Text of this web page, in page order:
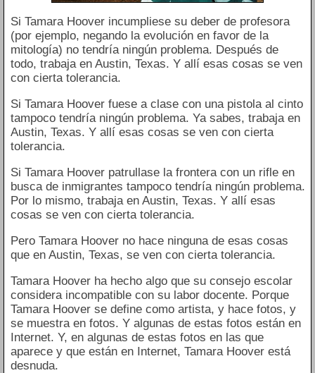
Si Tamara Hoover incumpliese su deber de profesora
(por ejemplo, negando la evolución en favor de la
mitología) no tendría ningún problema. Después de
todo, trabaja en Austin, Texas. Y allí esas cosas se ven
con cierta tolerancia.
Si Tamara Hoover fuese a clase con una pistola al cinto
tampoco tendría ningún problema. Ya sabes, trabaja en
Austin, Texas. Y allí esas cosas se ven con cierta
tolerancia.
Si Tamara Hoover patrullase la frontera con un rifle en
busca de inmigrantes tampoco tendría ningún problema.
Por lo mismo, trabaja en Austin, Texas. Y allí esas
cosas se ven con cierta tolerancia.
Pero Tamara Hoover no hace ninguna de esas cosas
que en Austin, Texas, se ven con cierta tolerancia.
Tamara Hoover ha hecho algo que su consejo escolar
considera incompatible con su labor docente. Porque
Tamara Hoover se define como artista, y hace fotos, y
se muestra en fotos. Y algunas de estas fotos están en
Internet. Y, en algunas de estas fotos en las que
aparece y que están en Internet, Tamara Hoover está
desnuda.